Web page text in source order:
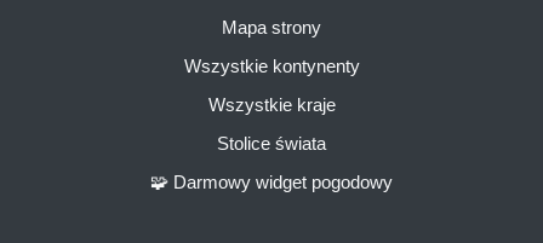
Mapa strony
Wszystkie kontynenty
Wszystkie kraje
Stolice świata
🧩 Darmowy widget pogodowy